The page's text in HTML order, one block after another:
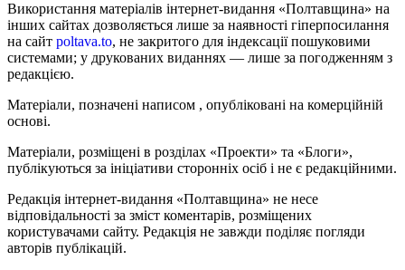
Використання матеріалів інтернет-видання «Полтавщина» на
інших сайтах дозволяється лише за наявності гіперпосилання
на сайт poltava.to, не закритого для індексації пошуковими
системами; у друкованих виданнях — лише за погодженням з
редакцією.
Матеріали, позначені написом , опубліковані на комерційній
основі.
Матеріали, розміщені в розділах «Проекти» та «Блоги»,
публікуються за ініціативи сторонніх осіб і не є редакційними.
Редакція інтернет-видання «Полтавщина» не несе
відповідальності за зміст коментарів, розміщених
користувачами сайту. Редакція не завжди поділяє погляди
авторів публікацій.